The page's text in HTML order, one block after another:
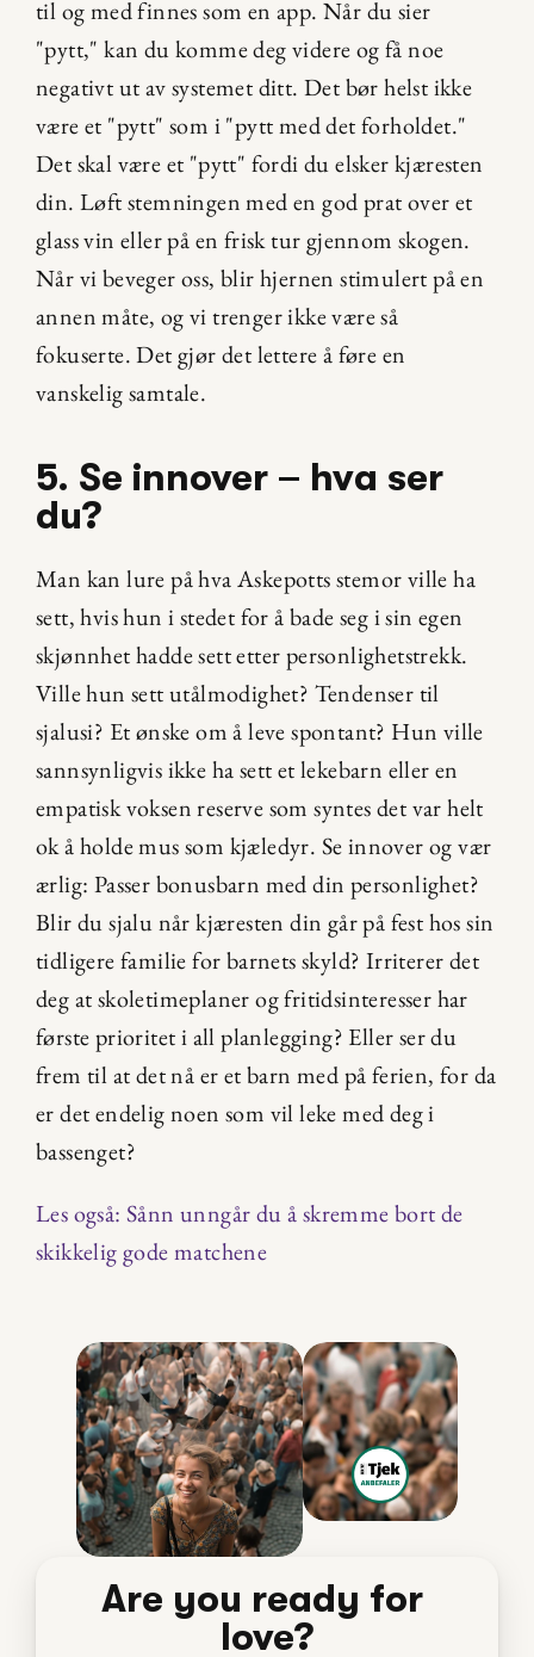
til og med finnes som en app. Når du sier
"pytt," kan du komme deg videre og få noe
negativt ut av systemet ditt. Det bør helst ikke
være et "pytt" som i "pytt med det forholdet."
Det skal være et "pytt" fordi du elsker kjæresten
din. Løft stemningen med en god prat over et
glass vin eller på en frisk tur gjennom skogen.
Når vi beveger oss, blir hjernen stimulert på en
annen måte, og vi trenger ikke være så
fokuserte. Det gjør det lettere å føre en
vanskelig samtale.
5. Se innover – hva ser
du?
Man kan lure på hva Askepotts stemor ville ha
sett, hvis hun i stedet for å bade seg i sin egen
skjønnhet hadde sett etter personlighetstrekk.
Ville hun sett utålmodighet? Tendenser til
sjalusi? Et ønske om å leve spontant? Hun ville
sannsynligvis ikke ha sett et lekebarn eller en
empatisk voksen reserve som syntes det var helt
ok å holde mus som kjæledyr. Se innover og vær
ærlig: Passer bonusbarn med din personlighet?
Blir du sjalu når kjæresten din går på fest hos sin
tidligere familie for barnets skyld? Irriterer det
deg at skoletimeplaner og fritidsinteresser har
første prioritet i all planlegging? Eller ser du
frem til at det nå er et barn med på ferien, for da
er det endelig noen som vil leke med deg i
bassenget?
Les også: Sånn unngår du å skremme bort de
skikkelig gode matchene
Are you ready for
love?